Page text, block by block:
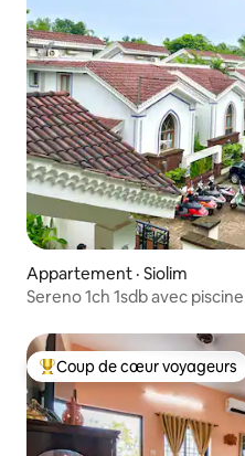
Appartement · Siolim
Sereno 1ch 1sdb avec
Coup de cœur voyageurs
Coup de cœur voyageurs